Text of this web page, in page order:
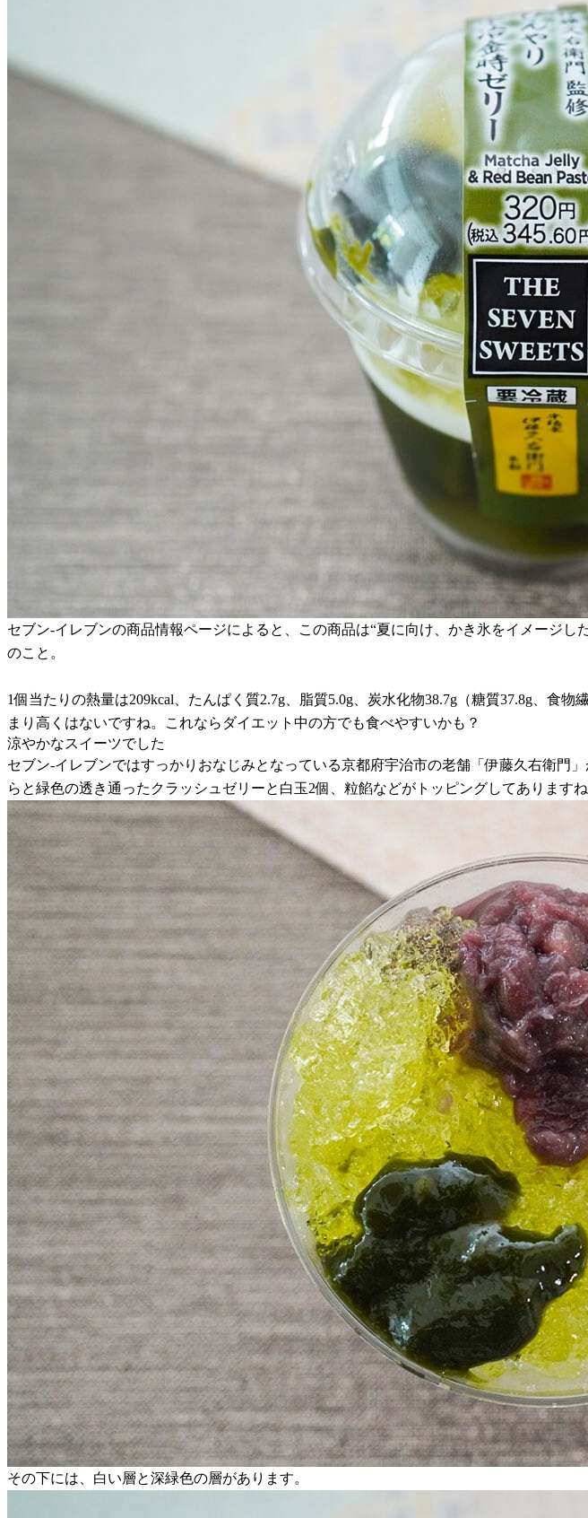
セブン-イレブンの商品情報ページによると、この商品は“夏に向け、かき氷をイメージ
のこと。
1個当たりの熱量は209kcal、たんぱく質2.7g、脂質5.0g、炭水化物38.7g（糖質37.8g、食
まり高くはないですね。これならダイエット中の方でも食べやすいかも？
涼やかなスイーツでした
セブン-イレブンではすっかりおなじみとなっている京都府宇治市の老舗「伊藤久右衛門
らと緑色の透き通ったクラッシュゼリーと白玉2個、粒餡などがトッピングしてありますね
その下には、白い層と深緑色の層があります。